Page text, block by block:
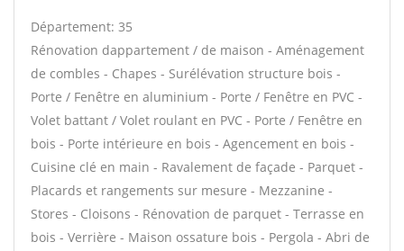
Département: 35
Rénovation dappartement / de maison - Aménagement
de combles - Chapes - Surélévation structure bois -
Porte / Fenêtre en aluminium - Porte / Fenêtre en PVC -
Volet battant / Volet roulant en PVC - Porte / Fenêtre en
bois - Porte intérieure en bois - Agencement en bois -
Cuisine clé en main - Ravalement de façade - Parquet -
Placards et rangements sur mesure - Mezzanine -
Stores - Cloisons - Rénovation de parquet - Terrasse en
bois - Verrière - Maison ossature bois - Pergola - Abri de